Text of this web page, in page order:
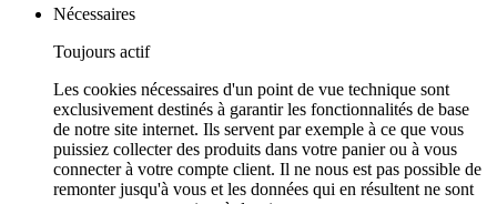
Nécessaires
Toujours actif
Les cookies nécessaires d'un point de vue technique sont
exclusivement destinés à garantir les fonctionnalités de base
de notre site internet. Ils servent par exemple à ce que vous
puissiez collecter des produits dans votre panier ou à vous
connecter à votre compte client. Il ne nous est pas possible de
remonter jusqu'à vous et les données qui en résultent ne sont